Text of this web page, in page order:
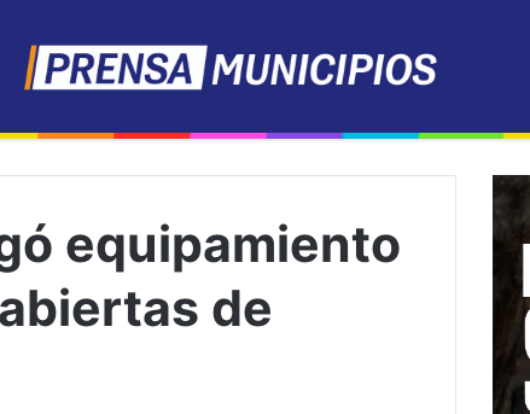
equipamiento
de